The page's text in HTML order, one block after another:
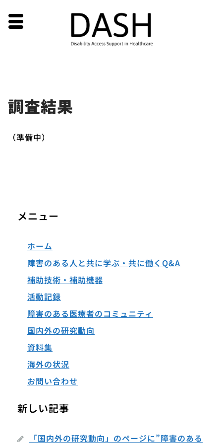
Skip調査結果
（準備中）
メニュー
ホーム
障害のある人と共に学ぶ・共に働くQ&A
補助技術・補助機器
活動記録
障害のある医療者のコミュニティ
国内外の研究動向
資料集
海外の状況
お問い合わせ
新しい記事
「国内外の研究動向」のページに”障害のある